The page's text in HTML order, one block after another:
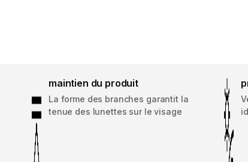
maintien du produit
La forme des branches garantit la
tenue des lunettes sur le visage